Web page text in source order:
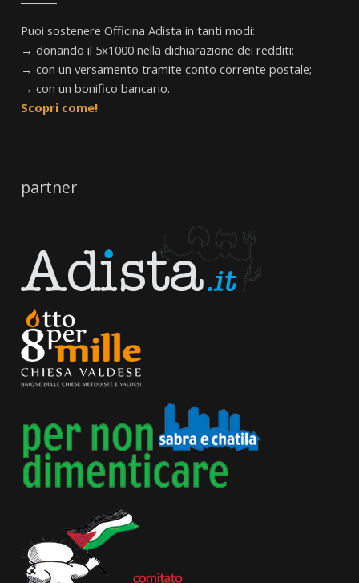
Puoi sostenere Officina Adista in tanti modi:
→ donando il 5x1000 nella dichiarazione dei redditi;
→ con un versamento tramite conto corrente postale;
→ con un bonifico bancario.
Scopri come!
partner